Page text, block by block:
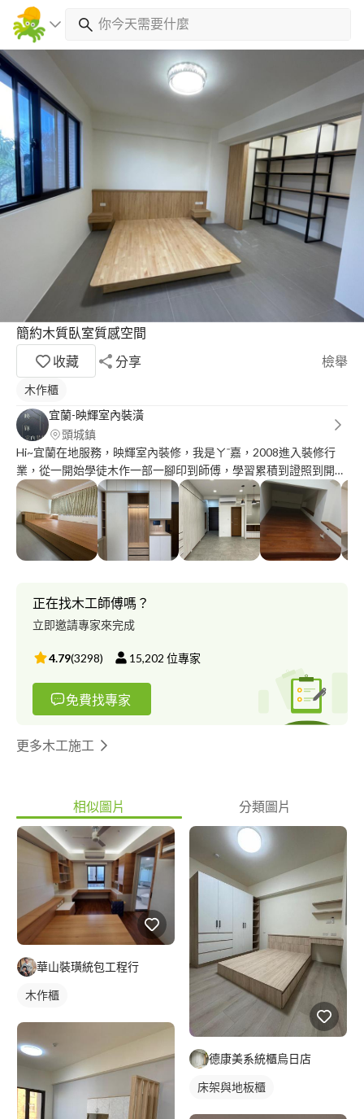
簡約木質臥室質感空間
收藏
分享 檢舉
木作櫃
宜蘭-映輝室內裝潢
頭城鎮
Hi~宜蘭在地服務，映輝室內裝修，我是ㄚˉ嘉，2008進入裝修行
業，從一開始學徒木作一部一腳印到師傅，學習累積到證照到開
業，沒有深厚的學歷，有工程底子，到現在接工程，施作 監工 統
包，接工程承包木作裝潢規劃工程或是室內裝修統包規劃。能查詢
FB映輝室內有施工圖片參考 安心 品質 服務 室內裝修設計統包工程
製圖 規劃 對談 別看我樣貌年輕具有豐富經驗木作底子 裝潢裝修親
自施工在場 瞭解工法施做 知道材質內容監管品質 室內規劃圖面溝
裝修證照畫圖設計 誠信服務與專業品質兼具 到場丈量 規劃 製圖 溝
通參考
正在找木工師傅嗎？
立即邀請專家來完成
4.79(3298) 15,202 位專家
免費找專家
更多木工施工
相似圖片 分類圖片
華山裝璜統包工程行
木作櫃
德康美系統櫃烏日店
床架與地板櫃